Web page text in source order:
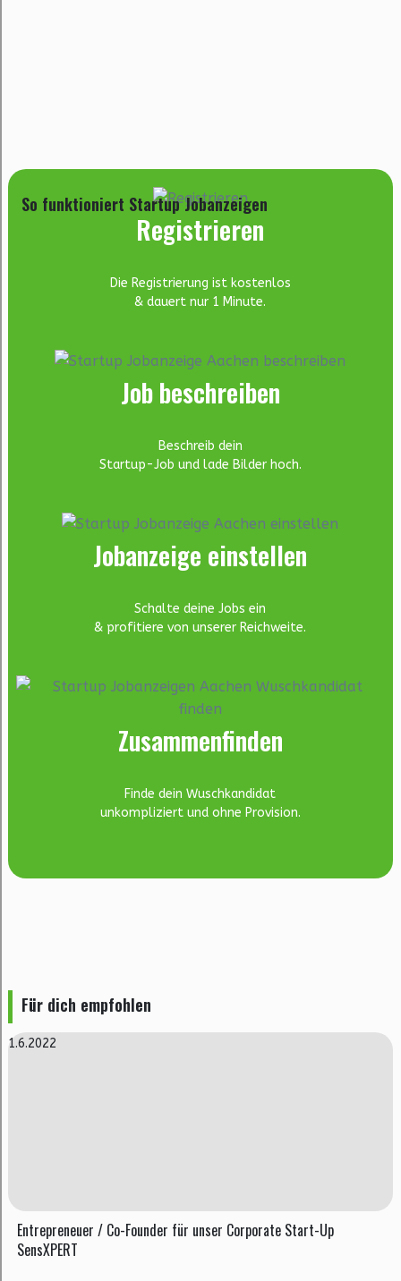
So funktioniert Startup Jobanzeigen
Registrieren
Die Registrierung ist kostenlos
& dauert nur 1 Minute.
Job beschreiben
Beschreib dein
Startup-Job und lade Bilder hoch.
Jobanzeige einstellen
Schalte deine Jobs ein
& profitiere von unserer Reichweite.
Zusammenfinden
Finde dein Wuschkandidat
unkompliziert und ohne Provision.
Für dich empfohlen
1.6.2022
Entrepreneuer / Co-Founder für unser Corporate Start-Up
SensXPERT